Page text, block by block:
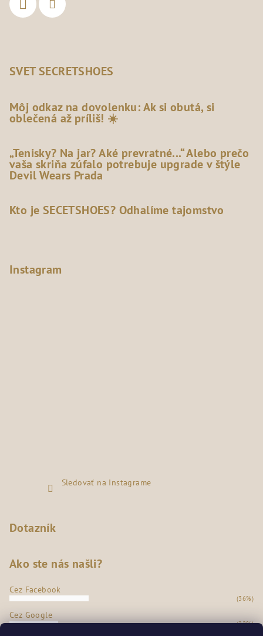
SVET SECRETSHOES
Môj odkaz na dovolenku: Ak si obutá, si
oblečená až príliš! ☀️
„Tenisky? Na jar? Aké prevratné...“ Alebo prečo
vaša skriňa zúfalo potrebuje upgrade v štýle
Devil Wears Prada
Kto je SECETSHOES? Odhalíme tajomstvo
Instagram
Sledovať na Instagrame
Dotazník
Ako ste nás našli?
Cez Facebook
(36%)
Cez Google
(22%)